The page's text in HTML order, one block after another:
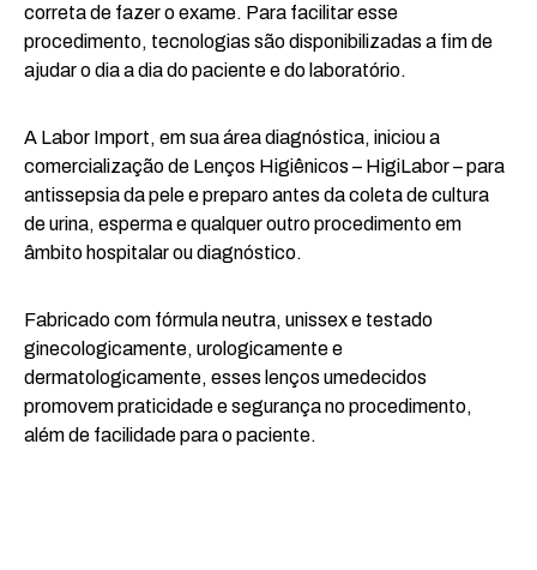
correta de fazer o exame. Para facilitar esse
procedimento, tecnologias são disponibilizadas a fim de
ajudar o dia a dia do paciente e do laboratório.
A Labor Import, em sua área diagnóstica, iniciou a
comercialização de Lenços Higiênicos – HigiLabor – para
antissepsia da pele e preparo antes da coleta de cultura
de urina, esperma e qualquer outro procedimento em
âmbito hospitalar ou diagnóstico.
Fabricado com fórmula neutra, unissex e testado
ginecologicamente, urologicamente e
dermatologicamente, esses lenços umedecidos
promovem praticidade e segurança no procedimento,
além de facilidade para o paciente.